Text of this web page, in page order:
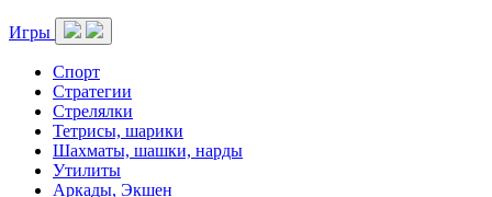
Игры
Спорт
Стратегии
Стрелялки
Тетрисы, шарики
Шахматы, шашки, нарды
Утилиты
Аркады, Экшен